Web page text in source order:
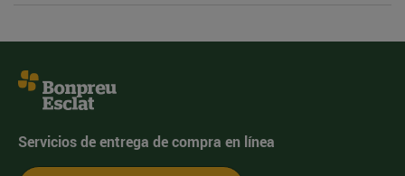
Servicios de entrega de compra en línea